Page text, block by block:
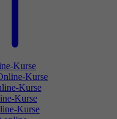
Kurse
Kurse
Kurse
Kurse
Kurse